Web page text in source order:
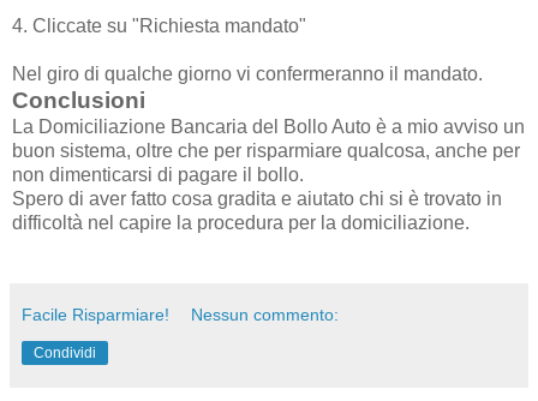
4. Cliccate su "Richiesta mandato"
Nel giro di qualche giorno vi confermeranno il mandato.
Conclusioni
La Domiciliazione Bancaria del Bollo Auto è a mio avviso un
buon sistema, oltre che per risparmiare qualcosa, anche per
non dimenticarsi di pagare il bollo.
Spero di aver fatto cosa gradita e aiutato chi si è trovato in
difficoltà nel capire la procedura per la domiciliazione.
Facile Risparmiare! Nessun commento:
Condividi